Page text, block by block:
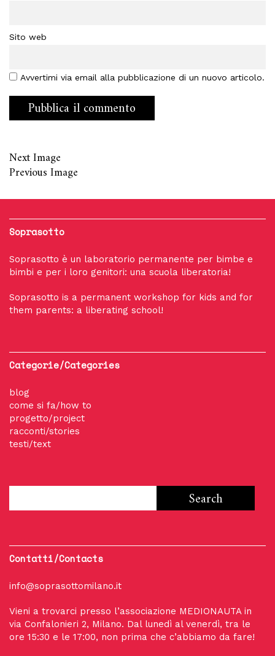
Sito web
Avvertimi via email alla pubblicazione di un nuovo articolo.
Next Image
Previous Image
Soprasotto
Soprasotto è un laboratorio permanente per bimbe e
bimbi e per i loro genitori: una scuola liberatoria!
Soprasotto is a permanent workshop for kids and for
them parents: a liberating school!
Categorie/Categories
blog
come si fa/how to
progetto/project
racconti/stories
testi/text
Contatti/Contacts
info@soprasottomilano.it
Vieni a trovarci presso l’associazione MEDIONAUTA in
via Confalonieri 2, Milano. Dal lunedì al venerdì, tra le
ore 15:30 e le 17:00, non prima che c’abbiamo da fare!